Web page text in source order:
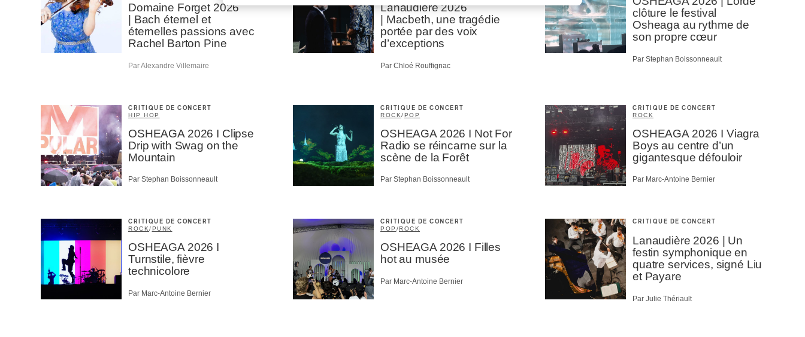
Domaine Forget 2026
| Bach éternel et
éternelles passions avec
Rachel Barton Pine
Par Alexandre Villemaire
Lanaudière 2026
| Macbeth, une tragédie
portée par des voix
d’exceptions
Par Chloé Rouffignac
clôture le festival
Osheaga au rythme de
son propre cœur
Par Stephan Boissonneault
CRITIQUE DE CONCERT
HIP HOP
OSHEAGA 2026 I Clipse
Drip with Swag on the
Mountain
Par Stephan Boissonneault
CRITIQUE DE CONCERT
ROCK/POP
OSHEAGA 2026 I Not For
Radio se réincarne sur la
scène de la Forêt
Par Stephan Boissonneault
CRITIQUE DE CONCERT
ROCK
OSHEAGA 2026 I Viagra
Boys au centre d’un
gigantesque défouloir
Par Marc-Antoine Bernier
CRITIQUE DE CONCERT
ROCK/PUNK
OSHEAGA 2026 I
Turnstile, fièvre
technicolore
Par Marc-Antoine Bernier
CRITIQUE DE CONCERT
POP /ROCK
OSHEAGA 2026 I Filles
hot au musée
Par Marc-Antoine Bernier
CRITIQUE DE CONCERT
Lanaudière 2026 | Un
festin symphonique en
quatre services, signé Liu
et Payare
Par Julie Thériault